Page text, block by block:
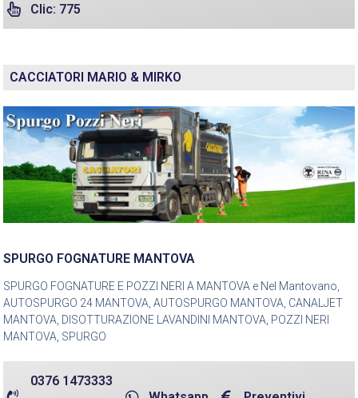
Clic: 775
CACCIATORI MARIO & MIRKO
SPURGO FOGNATURE MANTOVA
SPURGO FOGNATURE E POZZI NERI A MANTOVA e Nel Mantovano,
AUTOSPURGO 24 MANTOVA, AUTOSPURGO MANTOVA, CANALJET
MANTOVA, DISOTTURAZIONE LAVANDINI MANTOVA, POZZI NERI
MANTOVA, SPURGO
0376 1473333